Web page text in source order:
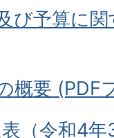
び予算に
概要 (PDF
（令和4